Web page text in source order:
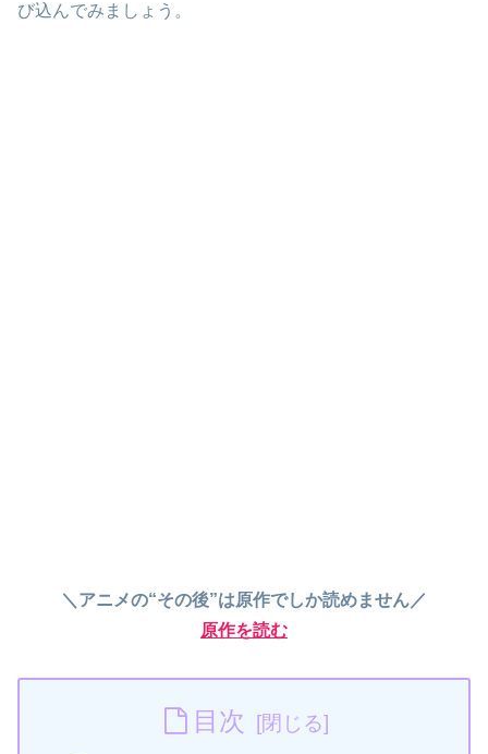
び込んでみましょう。
＼アニメの“その後”は原作でしか読めません／
原作を読む
目次